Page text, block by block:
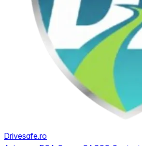
Drivesafe.ro